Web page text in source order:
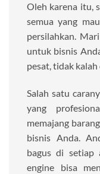
Oleh karena itu,
semua yang
persilahkan.
untuk bisnis
pesat, tidak
Salah satu
yang
memajang
bisnis Anda.
bagus di setiap
engine bisa